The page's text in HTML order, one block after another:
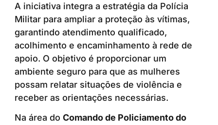
A iniciativa integra a estratégia da Polícia
Militar para ampliar a proteção às vítimas,
garantindo atendimento qualificado,
acolhimento e encaminhamento à rede de
apoio. O objetivo é proporcionar um
ambiente seguro para que as mulheres
possam relatar situações de violência e
receber as orientações necessárias.
Na área do Comando de Policiamento do